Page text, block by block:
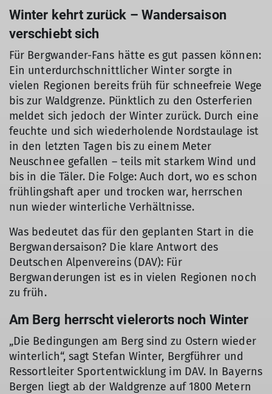
Winter kehrt zurück – Wandersaison
verschiebt sich
Für Bergwander-Fans hätte es gut passen können:
Ein unterdurchschnittlicher Winter sorgte in
vielen Regionen bereits früh für schneefreie Wege
bis zur Waldgrenze. Pünktlich zu den Osterferien
meldet sich jedoch der Winter zurück. Durch eine
feuchte und sich wiederholende Nordstaulage ist
in den letzten Tagen bis zu einem Meter
Neuschnee gefallen – teils mit starkem Wind und
bis in die Täler. Die Folge: Auch dort, wo es schon
frühlingshaft aper und trocken war, herrschen
nun wieder winterliche Verhältnisse.
Was bedeutet das für den geplanten Start in die
Bergwandersaison? Die klare Antwort des
Deutschen Alpenvereins (DAV): Für
Bergwanderungen ist es in vielen Regionen noch
zu früh.
Am Berg herrscht vielerorts noch Winter
„Die Bedingungen am Berg sind zu Ostern wieder
winterlich“, sagt Stefan Winter, Bergführer und
Ressortleiter Sportentwicklung im DAV. In Bayerns
Bergen liegt ab der Waldgrenze auf 1800 Metern